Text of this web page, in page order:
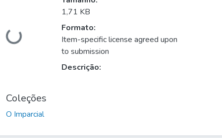
Carregando...
1,71 KB
Formato:
Item-specific license agreed upon
to submission
Descrição:
Coleções
O Imparcial